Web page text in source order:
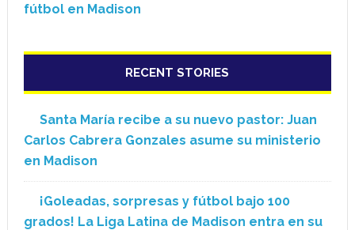
fútbol en Madison
RECENT STORIES
Santa María recibe a su nuevo pastor: Juan
Carlos Cabrera Gonzales asume su ministerio
en Madison
¡Goleadas, sorpresas y fútbol bajo 100
grados! La Liga Latina de Madison entra en su